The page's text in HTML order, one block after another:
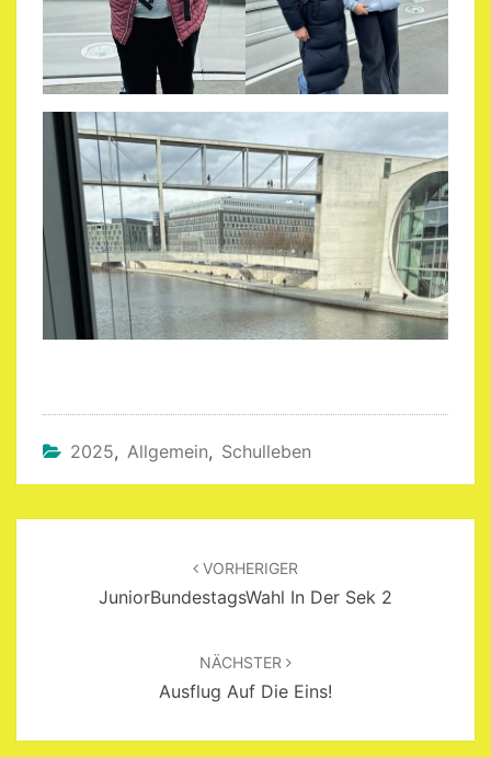
2025, Allgemein, Schulleben
VORHERIGER
JuniorBundestagsWahl In Der Sek 2
NÄCHSTER
Ausflug Auf Die Eins!